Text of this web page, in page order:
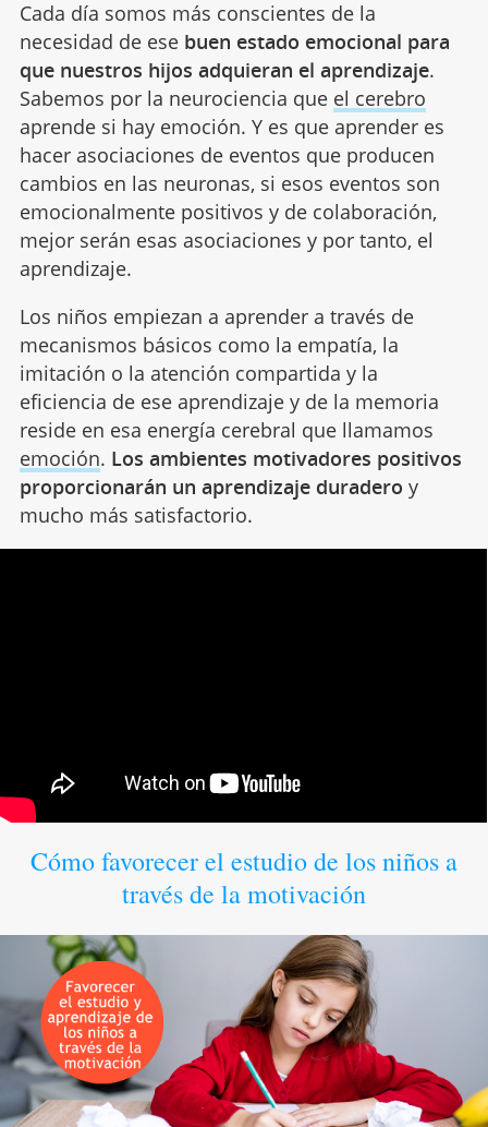
Cada día somos más conscientes de la
necesidad de esebuen estado emocional para
que nuestros hijos adquieran el aprendizaje.
Sabemos por la neurociencia que el cerebro
aprende si hay emoción. Y es que aprender es
hacer asociaciones de eventos que producen
cambios en las neuronas, si esos eventos son
emocionalmente positivos y de colaboración,
mejor serán esas asociaciones y por tanto, el
aprendizaje.
Los niños empiezan a aprender a través de
mecanismos básicos como la empatía, la
imitación o la atención compartida y la
eficiencia de ese aprendizaje y de la memoria
reside en esa energía cerebral que llamamos
emoción. Los ambientes motivadores positivos
proporcionarán un aprendizaje duradero y
mucho más satisfactorio.
Cómo favorecer el estudio de los niños a
través de la motivación